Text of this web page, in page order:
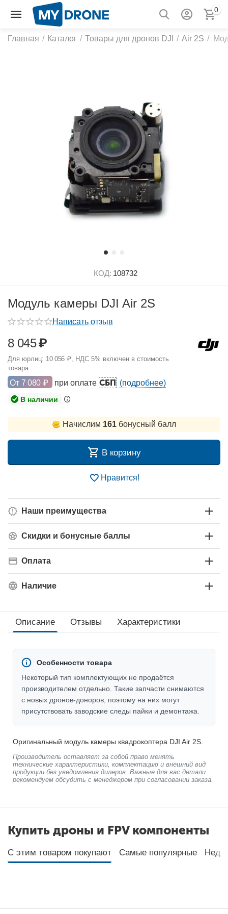
0
Главная / Каталог / Товары для дронов DJI / Air 2S /
КОД: 108732
Модуль камеры DJI Air 2S
Написать отзыв
8 045₽
Для юрлиц: 10 056 ₽, НДС 5% включен в стоимость
товара
От 7 080 ₽ при оплате СБП (подробнее)
В наличии
Начислим 161бонусный балл
В корзину
Нравится!
Наши преимущества
Скидки и бонусные баллы
Оплата
Наличие
Описание Отзывы Характеристики
Особенности товара
Некоторый тип комплектующих не продаётся
производителем отдельно. Такие запчасти снимаются
с новых дронов-доноров, поэтому на них могут
присутствовать заводские следы пайки и демонтажа.
Оригинальный модуль камеры квадрокоптера DJI Air 2S.
Производитель оставляет за собой право менять
технические характеристики, комплектацию и внешний вид
продукции без уведомления дилеров. Важные для вас детали
рекомендуем обсудить с менеджером при согласовании заказа.
Купить дроны и FPV компоненты
С этим товаром покупают Самые популярные